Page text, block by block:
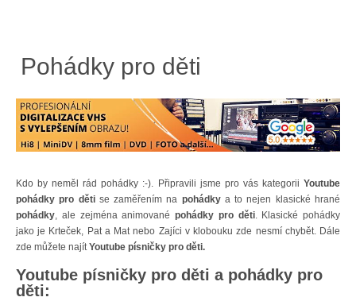
Pohádky pro děti
Kdo by neměl rád pohádky :-). Připravili jsme pro vás kategorii Youtube
pohádky pro děti se zaměřením na pohádkya to nejen klasické hrané
pohádky, ale zejména animované pohádky pro děti. Klasické pohádky
jako je Krteček, Pat a Mat nebo Zajíci v klobouku zde nesmí chybět. Dále
zde můžete najítYoutube písničky pro děti.
Youtube písničky pro děti a pohádky pro
děti: